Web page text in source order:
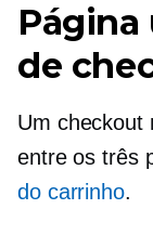
Página
de
Um checkout
entre os três
do carrinho.